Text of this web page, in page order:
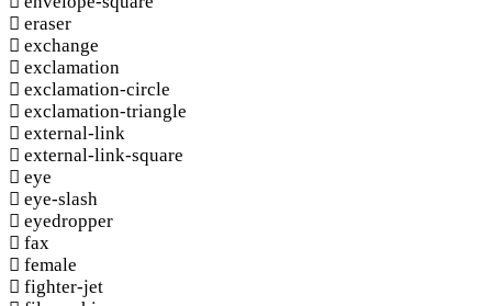
eraser
exchange
exclamation
exclamation-circle
exclamation-triangle
external-link
external-link-square
eye
eye-slash
eyedropper
fax
female
fighter-jet